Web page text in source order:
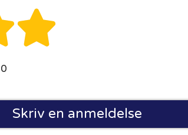

Skriv en anmeldelse